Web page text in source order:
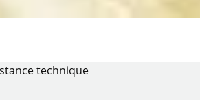
technique